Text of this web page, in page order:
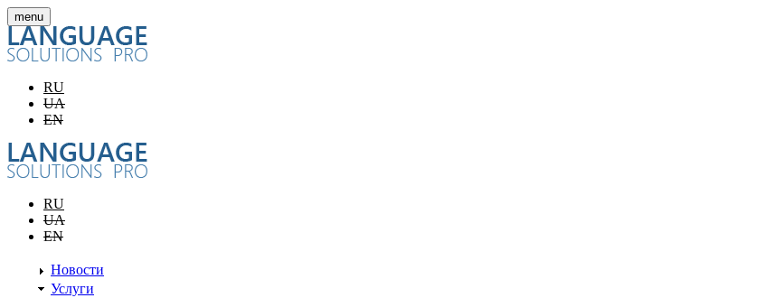
Перейти к основному содержанию
menu
RU
UA
EN
RU
UA
EN
Новости
Услуги